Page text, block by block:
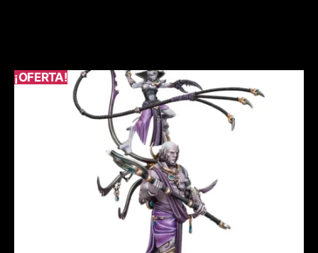
¡OFERTA!